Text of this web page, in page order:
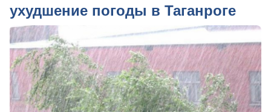
ухудшение погоды в Таганроге